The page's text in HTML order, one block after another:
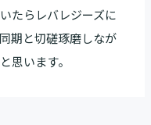
たらレバレジーズに
期と切磋琢磨しなが
思います。